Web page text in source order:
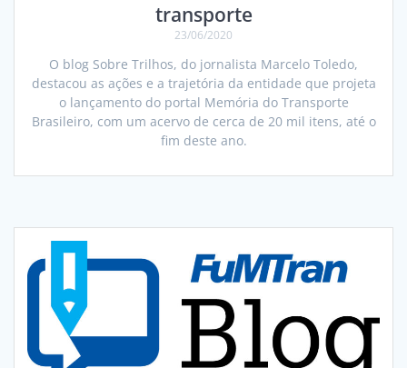
transporte
23/06/2020
O blog Sobre Trilhos, do jornalista Marcelo Toledo,
destacou as ações e a trajetória da entidade que projeta
o lançamento do portal Memória do Transporte
Brasileiro, com um acervo de cerca de 20 mil itens, até o
fim deste ano.